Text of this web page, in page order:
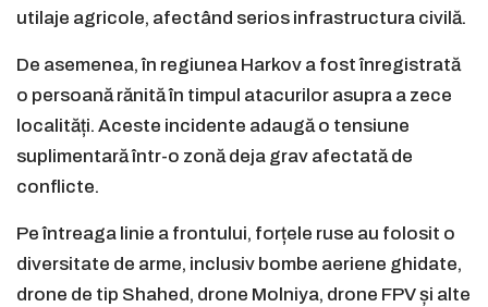
utilaje agricole, afectând serios infrastructura civilă.
De asemenea, în regiunea Harkov a fost înregistrată
o persoană rănită în timpul atacurilor asupra a zece
localități. Aceste incidente adaugă o tensiune
suplimentară într-o zonă deja grav afectată de
conflicte.
Pe întreaga linie a frontului, forțele ruse au folosit o
diversitate de arme, inclusiv bombe aeriene ghidate,
drone de tip Shahed, drone Molniya, drone FPV și alte